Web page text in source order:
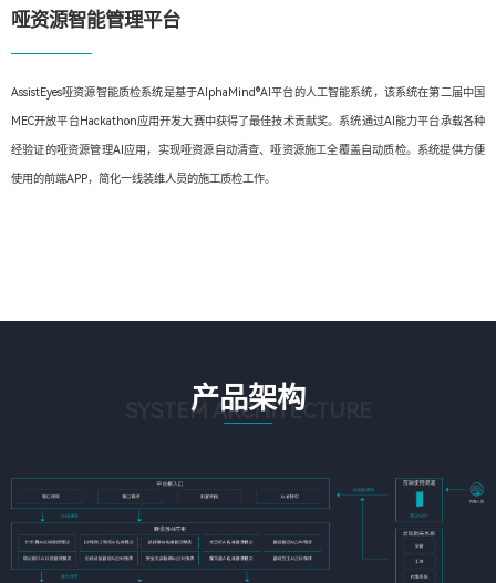
哑资源智能管理平台
AssistEyes哑资源智能质检系统是基于AlphaMind®AI平台的人工智能系统，该系统在第二届中国
MEC开放平台Hackathon应用开发大赛中获得了最佳技术贡献奖。系统通过AI能力平台承载各种
经验证的哑资源管理AI应用，实现哑资源自动清查、哑资源施工全覆盖自动质检。系统提供方便
使用的前端APP，简化一线装维人员的施工质检工作。
产品架构
SYSTEM ARCHITECTURE